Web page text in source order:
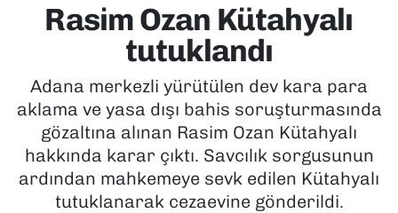
Rasim Ozan Kütahyalı
tutuklandı
Adana merkezli yürütülen dev kara para
aklama ve yasa dışı bahis soruşturmasında
gözaltına alınan Rasim Ozan Kütahyalı
hakkında karar çıktı. Savcılık sorgusunun
ardından mahkemeye sevk edilen Kütahyalı
tutuklanarak cezaevine gönderildi.
EKONOMİ
KÜLTÜR SANAT
MAGAZİN
POLİTİKA
Tüm Manşetler
Son Dakika Haberleri
Haber Arşivi